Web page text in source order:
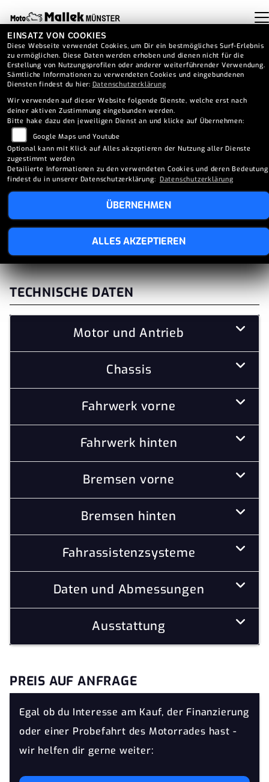
SUZUKI GSX-8T (2026)
TECHNISCHE DATEN
Motor und Antrieb
Chassis
Fahrwerk vorne
Fahrwerk hinten
Bremsen vorne
Bremsen hinten
Fahrassistenzsysteme
Daten und Abmessungen
Ausstattung
PREIS AUF ANFRAGE
Egal ob du Interesse am Kauf, der Finanzierung
oder einer Probefahrt des Motorrades hast -
wir helfen dir gerne weiter:
EINSATZ VON COOKIES
Diese Webseite verwendet Cookies, um Dir ein bestmögliches Surf-Erlebnis
zu ermöglichen. Diese Daten werden erhoben und dienen nicht für die
Erstellung von Nutzungsprofilen oder anderer weiterführender Verwendung.
Sämtliche Informationen zu verwendeten Cookies und eingebundenen
Diensten findest du hier: Datenschutzerklärung
Wir verwenden auf dieser Website folgende Dienste, welche erst nach
deiner aktiven Zustimmung eingebunden werden.
Bitte hake dazu den jeweiligen Dienst an und klicke auf Übernehmen:
Google Maps und Youtube
Optional kann mit Klick auf Alles akzeptieren der Nutzung aller Dienste
zugestimmt werden
Detailierte Informationen zu den verwendeten Cookies und deren Bedeutung
findest du in unserer Datenschutzerklärung: Datenschutzerklärung
ÜBERNEHMEN
ALLES AKZEPTIEREN